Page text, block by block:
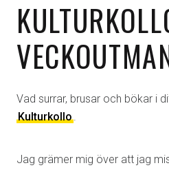
Vad surrar, brusar och bökar i
Kulturkollo.
Jag grämer mig över att jag